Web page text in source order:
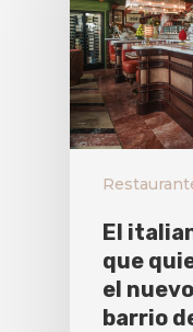
El
que
el
barrio